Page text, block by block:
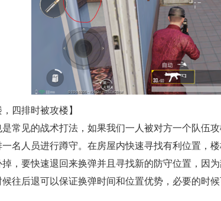
，四排时被攻楼】
是常见的战术打法，如果我们一人被对方一个队伍
名人员进行蹲守。在房屋内快速寻找有利位置，
，要快速退回来换弹并且寻找新的防守位置，因
往后退可以保证换弹时间和位置优势，必要的时